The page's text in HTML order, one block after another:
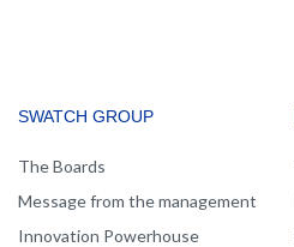
MAIN
NAVIGATION
SWATCH GROUP
The Boards
Message from the management
Innovation Powerhouse